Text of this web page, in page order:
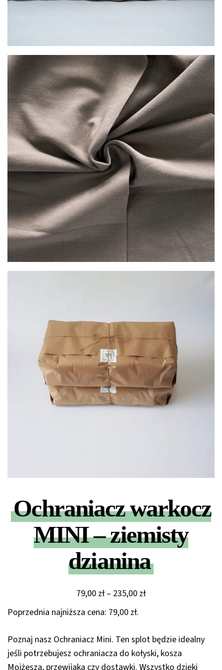
Ochraniacz warkocz
MINI – ziemisty
dzianina
79,00 zł – 235,00 złZakres
79,00 zł
do
235,00 zł
Poprzednia najniższa cena: 79,00 zł.
Poznaj nasz Ochraniacz Mini. Ten splot będzie idealny
jeśli potrzebujesz ochraniacza do kołyski, kosza
Mojżesza, przewijaka czy dostawki. Wszystko dzięki